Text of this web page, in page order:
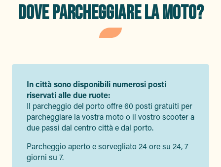
DOVE PARCHEGGIARE LA MOTO?
In città sono disponibili numerosi posti
riservati alle due ruote:
Il parcheggio del porto offre 60 posti gratuiti per
parcheggiare la vostra moto o il vostro scooter a
due passi dal centro città e dal porto.
Parcheggio aperto e sorvegliato 24 ore su 24, 7
giorni su 7.